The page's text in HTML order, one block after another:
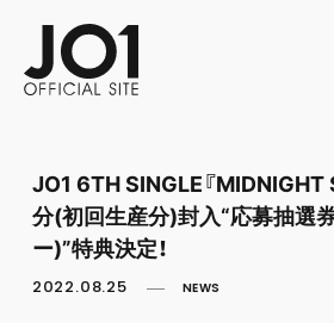
SCHEDULE
ARCHIVES
CALL
OFFICIAL STORE
LAPONE STORE
JO1 MAIL
JO1 6TH SINGLE『MIDNIGHT
分(初回生産分)封入“応募抽選
ー)”特典決定！
2022.08.25 NEWS